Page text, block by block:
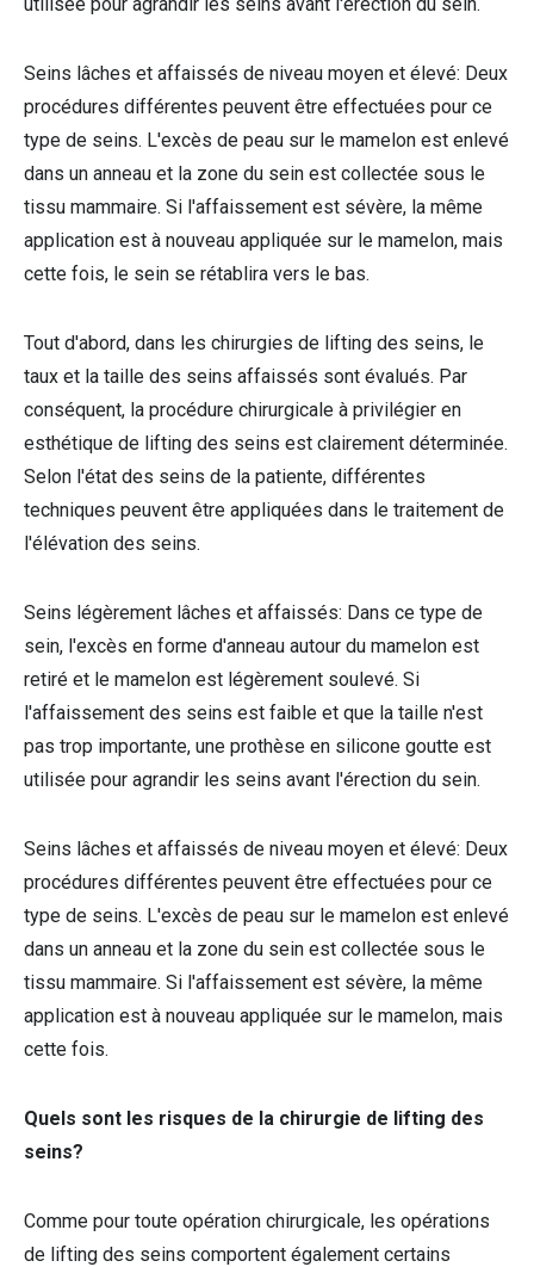
Seins lâches et affaissés de niveau moyen et élevé: Deux
procédures différentes peuvent être effectuées pour ce
type de seins. L'excès de peau sur le mamelon est enlevé
dans un anneau et la zone du sein est collectée sous le
tissu mammaire. Si l'affaissement est sévère, la même
application est à nouveau appliquée sur le mamelon, mais
cette fois, le sein se rétablira vers le bas.
Tout d'abord, dans les chirurgies de lifting des seins, le
taux et la taille des seins affaissés sont évalués. Par
conséquent, la procédure chirurgicale à privilégier en
esthétique de lifting des seins est clairement déterminée.
Selon l'état des seins de la patiente, différentes
techniques peuvent être appliquées dans le traitement de
l'élévation des seins.
Seins légèrement lâches et affaissés: Dans ce type de
sein, l'excès en forme d'anneau autour du mamelon est
retiré et le mamelon est légèrement soulevé. Si
l'affaissement des seins est faible et que la taille n'est
pas trop importante, une prothèse en silicone goutte est
utilisée pour agrandir les seins avant l'érection du sein.
Seins lâches et affaissés de niveau moyen et élevé: Deux
procédures différentes peuvent être effectuées pour ce
type de seins. L'excès de peau sur le mamelon est enlevé
dans un anneau et la zone du sein est collectée sous le
tissu mammaire. Si l'affaissement est sévère, la même
application est à nouveau appliquée sur le mamelon, mais
cette fois.
Quels sont les risques de la chirurgie de lifting des
seins?
Comme pour toute opération chirurgicale, les opérations
de lifting des seins comportent également certains